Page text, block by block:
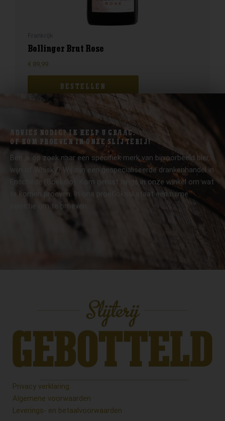
Bollinger Brut Rose
€ 89,99
BESTELLEN
ADVIES NODIG? IK HELP U GRAAG.
OF KOM PROEVEN IN ONZE SLIJTERIJ!
Ben je op zoek naar een specifiek merk van bijvoorbeeld bier,
wijn of Whisky? Wij zijn een gespecialiseerde drankenhandel in
Enschede (Boekelo). Kom gerust langs in onze winkel om wat
te komen proeven. In ons proeflokaal staat een ruime
selectie om te proeven.
Privacy verklaring
Algemene voorwaarden
Leverings- en betaalvoorwaarden